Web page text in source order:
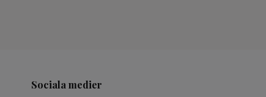
Sociala medier